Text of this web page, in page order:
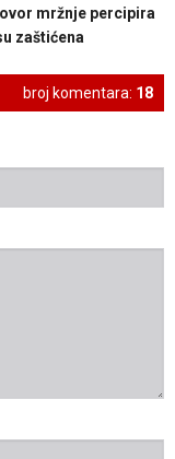
mržnje percipira
zaštićena
broj komentara: 18